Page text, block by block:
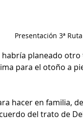
Presentación 3ª
planeado
para el otoño a
hacer en familia,
del trato de